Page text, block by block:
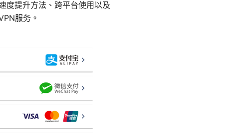
度提升方法、跨平台使用以及
服务。